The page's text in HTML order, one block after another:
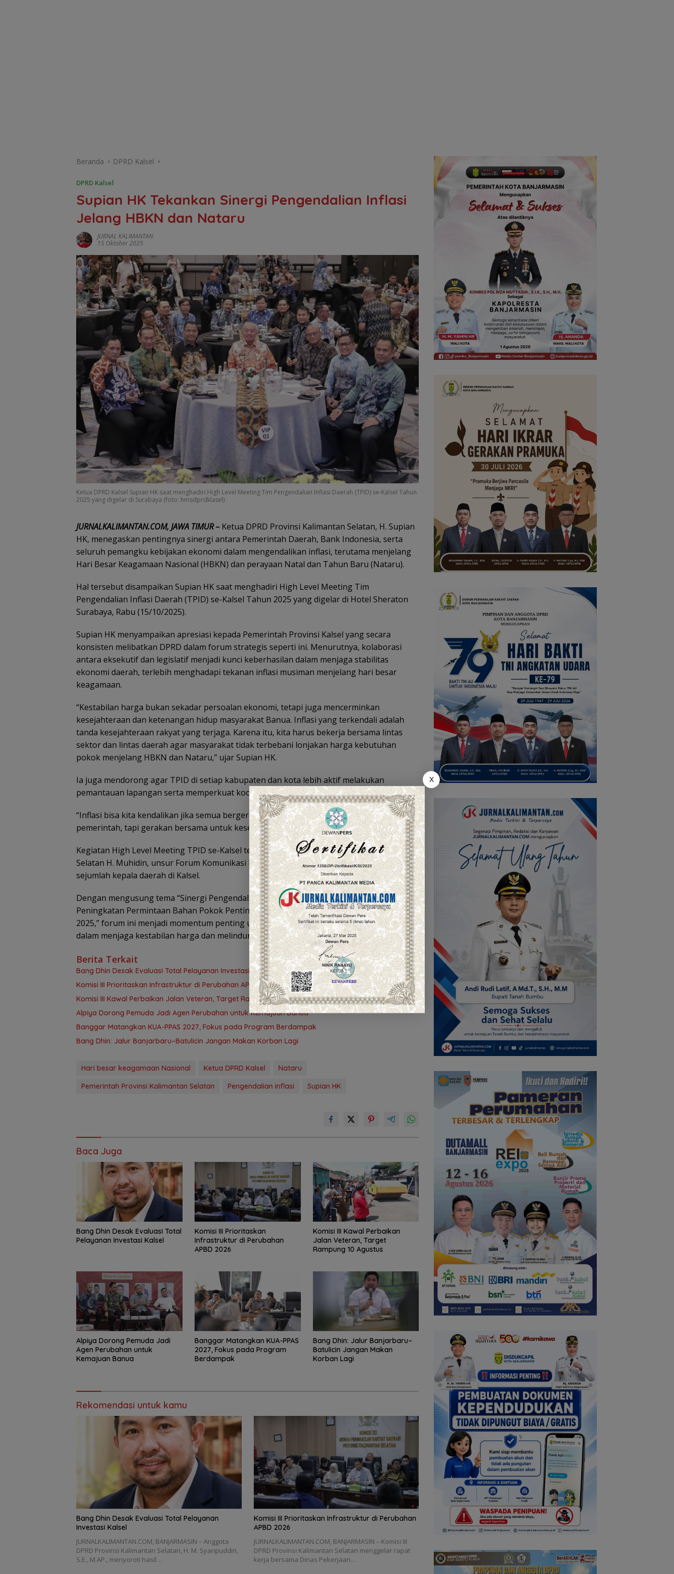
Beranda DPRD Kalsel
DPRD Kalsel
‎Supian HK Tekankan Sinergi Pengendalian Inflasi
Jelang HBKN dan Nataru
JURNAL KALIMANTAN
15 Oktober 2025
Ketua DPRD Kalsel Supian HK saat menghadiri High Level Meeting Tim Pengendalian Inflasi Daerah (TPID) se-Kalsel Tahun
2025 yang digelar di Surabaya (foto: hmsdprdklasel)
‎JURNALKALIMANTAN.COM, JAWA TIMUR – Ketua DPRD Provinsi Kalimantan Selatan, H. Supian
HK, menegaskan pentingnya sinergi antara Pemerintah Daerah, Bank Indonesia, serta
seluruh pemangku kebijakan ekonomi dalam mengendalikan inflasi, terutama menjelang
Hari Besar Keagamaan Nasional (HBKN) dan perayaan Natal dan Tahun Baru (Nataru).
Hal tersebut disampaikan Supian HK saat menghadiri High Level Meeting Tim
Pengendalian Inflasi Daerah (TPID) se-Kalsel Tahun 2025 yang digelar di Hotel Sheraton
Surabaya, Rabu (15/10/2025).
‎Supian HK menyampaikan apresiasi kepada Pemerintah Provinsi Kalsel yang secara
konsisten melibatkan DPRD dalam forum strategis seperti ini. Menurutnya, kolaborasi
antara eksekutif dan legislatif menjadi kunci keberhasilan dalam menjaga stabilitas
ekonomi daerah, terlebih menghadapi tekanan inflasi musiman menjelang hari besar
keagamaan.
“Kestabilan harga bukan sekadar persoalan ekonomi, tetapi juga mencerminkan
kesejahteraan dan ketenangan hidup masyarakat Banua. Inflasi yang terkendali adalah
tanda kesejahteraan rakyat yang terjaga. Karena itu, kita harus bekerja bersama lintas
sektor dan lintas daerah agar masyarakat tidak terbebani lonjakan harga kebutuhan
pokok menjelang HBKN dan Nataru,” ujar Supian HK.
Ia juga mendorong agar TPID di setiap kabupaten dan kota lebih aktif melakukan
pemantauan lapangan serta memperkuat koordinasi dengan pemerintah provinsi.
“Inflasi bisa kita kendalikan jika semua bergerak bersama. Ini bukan hanya tugas
pemerintah, tapi gerakan bersama untuk kesejahteraan masyarakat,” tambahnya.
Kegiatan High Level Meeting TPID se-Kalsel tersebut turut dihadiri Gubernur Kalimantan
Selatan H. Muhidin, unsur Forum Komunikasi Pimpinan Daerah (Forkopimda), serta
sejumlah kepala daerah di Kalsel.
Dengan mengusung tema “Sinergi Pengendalian Inflasi dalam Rangka Antisipasi
Peningkatan Permintaan Bahan Pokok Penting Menjelang HBKN dan Nataru Tahun
2025,” forum ini menjadi momentum penting untuk memperkuat koordinasi lintas sektor
dalam menjaga kestabilan harga dan melindungi daya beli masyarakat Banua. (YUN)
Berita Terkait
‎Bang Dhin Desak Evaluasi Total Pelayanan Investasi Kalsel
‎Komisi III Prioritaskan Infrastruktur di Perubahan APBD 2026
Komisi III Kawal Perbaikan Jalan Veteran, Target Rampung 10 Agustus
‎Alpiya Dorong Pemuda Jadi Agen Perubahan untuk Kemajuan Banua ‎
‎Banggar Matangkan KUA-PPAS 2027, Fokus pada Program Berdampak
Bang Dhin: Jalur Banjarbaru–Batulicin Jangan Makan Korban Lagi
Hari besar keagamaan Nasional Ketua DPRD Kalsel
Nataru
Pemerintah Provinsi Kalimantan Selatan
Pengendalian inflasi Supian HK
Baca Juga
‎Bang Dhin Desak Evaluasi Total
Pelayanan Investasi Kalsel
‎Komisi III Prioritaskan
Infrastruktur di Perubahan
APBD 2026
Komisi III Kawal Perbaikan
Jalan Veteran, Target
Rampung 10 Agustus
‎Alpiya Dorong Pemuda Jadi
Agen Perubahan untuk
Kemajuan Banua ‎
‎Banggar Matangkan KUA-PPAS
2027, Fokus pada Program
Berdampak
Bang Dhin: Jalur Banjarbaru–
Batulicin Jangan Makan
Korban Lagi
Rekomendasi untuk kamu
‎Bang Dhin Desak Evaluasi Total Pelayanan
Investasi Kalsel
JURNALKALIMANTAN.COM, ‎BANJARMASIN – Anggota
DPRD Provinsi Kalimantan Selatan, H. M. Syaripuddin,
S.E., M.AP., menyoroti hasil…
‎Komisi III Prioritaskan Infrastruktur di Perubahan
APBD 2026
‎JURNALKALIMANTAN.COM, BANJARMASIN – Komisi III
DPRD Provinsi Kalimantan Selatan menggelar rapat
kerja bersama Dinas Pekerjaan…
X